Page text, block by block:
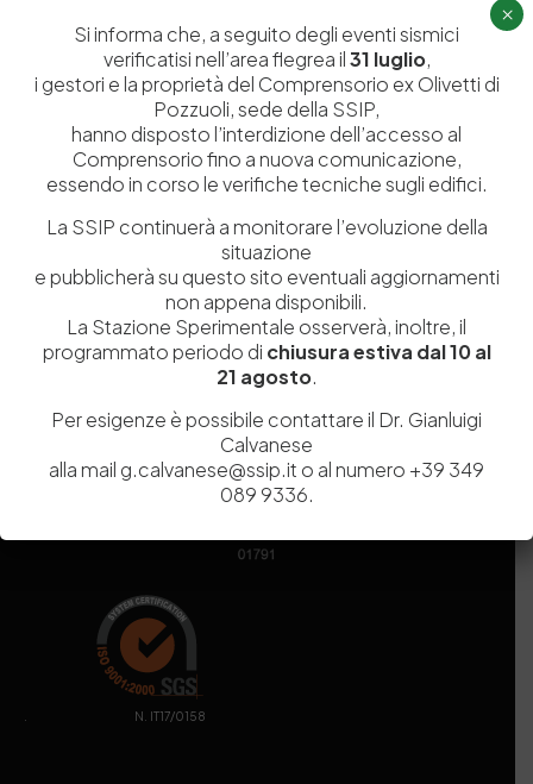
Amministrazione Trasparente
Codice fiscale e Partita Iva07936981211
Codice di iscrizione all’Anagrafe Nazionale delle Ricerche del
Capitale Sociale Euro 9.690.240,00
stazionesperimentaleindustriapelli@legalmail.it
Sede legaleVia Campi Flegrei, 34 – 80078 Pozzuoli (NA) – Tel. +39
081 5979100
. N. IT17/0158
Si informa che, a seguito degli eventi sismici
verificatisi nell’area flegrea il31 luglio,
i gestori e la proprietà del Comprensorio ex Olivetti di
Pozzuoli, sede della SSIP,
hanno disposto l’interdizione dell’accesso al
Comprensorio fino a nuova comunicazione,
essendo in corso le verifiche tecniche sugli edifici.
La SSIP continuerà a monitorare l’evoluzione della
situazione
e pubblicherà su questo sito eventuali aggiornamenti
non appena disponibili.
La Stazione Sperimentale osserverà, inoltre, il
programmato periodo di chiusura estiva dal 10 al
21 agosto.
Per esigenze è possibile contattare il Dr. Gianluigi
Calvanese
alla mail g.calvanese@ssip.it o al numero +39 349
089 9336.
×